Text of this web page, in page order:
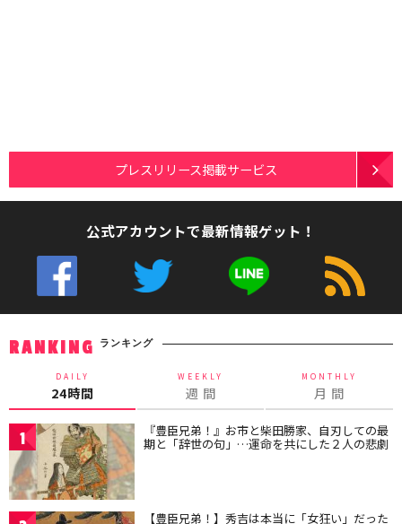
プレスリリース掲載サービス
公式アカウントで最新情報ゲット！
RANKING ランキング
DAILY
24時間
WEEKLY
週 間
MONTHLY
月 間
1 『豊臣兄弟！』お市と柴田勝家、自刃しての最
期と「辞世の句」…運命を共にした２人の悲劇
【豊臣兄弟！】秀吉は本当に「女狂い」だった